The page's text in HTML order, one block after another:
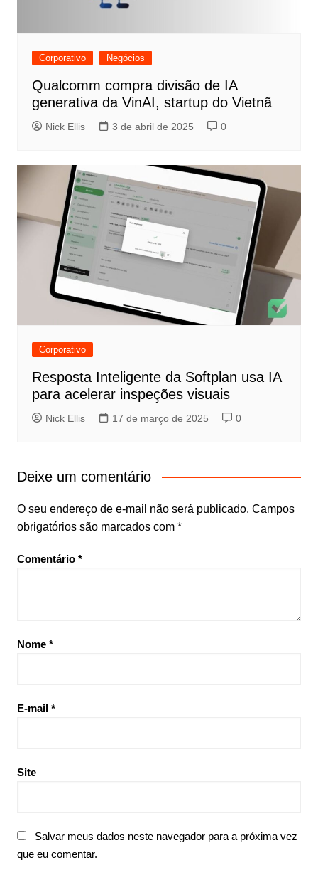
Corporativo Negócios
Qualcomm compra divisão de IA
generativa da VinAI, startup do Vietnã
Nick Ellis 3 de abril de 2025 0
Corporativo
Resposta Inteligente da Softplan usa IA
para acelerar inspeções visuais
Nick Ellis 17 de março de 2025 0
Deixe um comentário
O seu endereço de e-mail não será publicado. Campos
obrigatórios são marcados com *
Comentário *
Nome *
E-mail *
Site
Salvar meus dados neste navegador para a próxima vez
que eu comentar.